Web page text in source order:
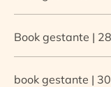
Book gestante |
book gestante |